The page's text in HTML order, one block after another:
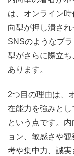
は、オンライン
向型が押し潰さ
SNSのようなプ
型がさらに際立
あります。
2つ目の理由は、
在能力を強みと
という点です。
ョン、敏感さや
考や集中力、誠